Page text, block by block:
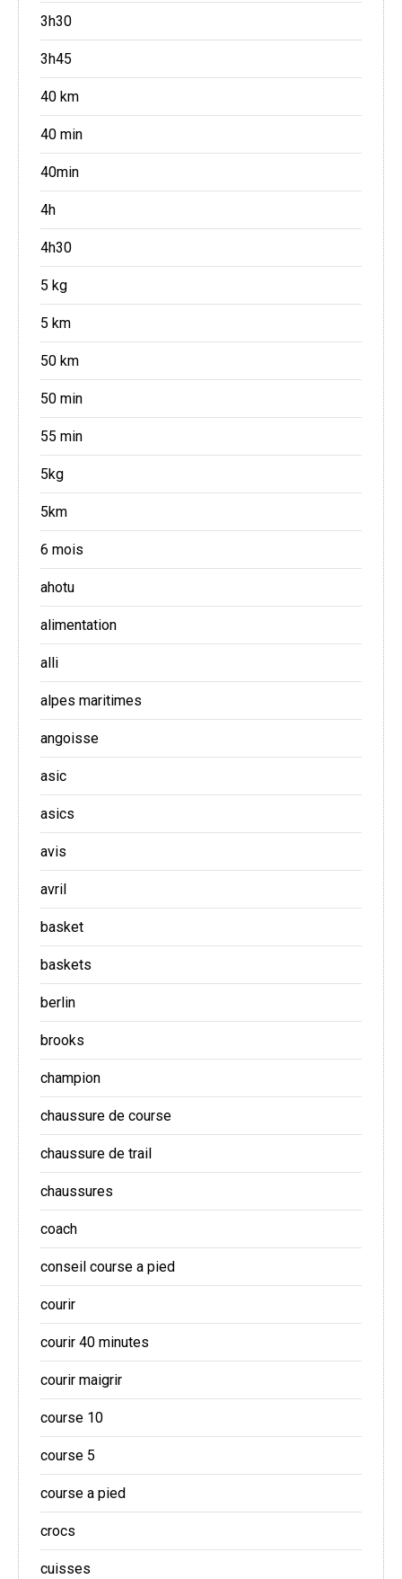
3h30
3h45
40 km
40 min
40min
4h
4h30
5 kg
5 km
50 km
50 min
55 min
5kg
5km
6 mois
ahotu
alimentation
alli
alpes maritimes
angoisse
asic
asics
avis
avril
basket
baskets
berlin
brooks
champion
chaussure de course
chaussure de trail
chaussures
coach
conseil course a pied
courir
courir 40 minutes
courir maigrir
course 10
course 5
course a pied
crocs
cuisses